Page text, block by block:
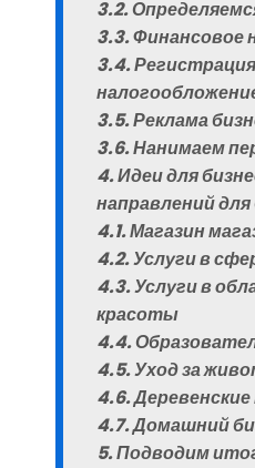
3.2.
3.3. Финансовое
3.4.
3.5. Реклама
3.6. Нанимаем
4. Идеи для
направлений для
4.1. Магазин
4.2. Услуги в
4.3. Услуги в
красоты
4.4.
4.5. Уход за
4.6.
4.7. Домашний
5. Подводим